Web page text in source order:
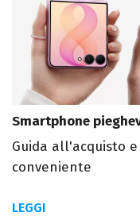
Smartphone
Guida all'acquisto
conveniente
LEGGI